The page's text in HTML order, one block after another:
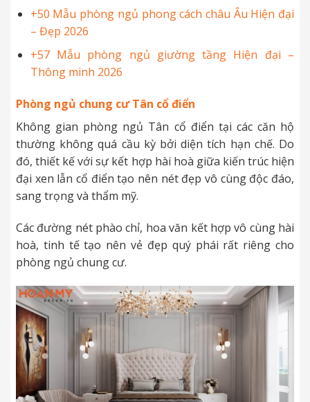
+50 Mẫu phòng ngủ phong cách châu Âu Hiện đại
– Đẹp 2026
+57 Mẫu phòng ngủ giường tầng Hiện đại –
Thông minh 2026
Phòng ngủ chung cư Tân cổ điển
Không gian phòng ngủ Tân cổ điển tại các căn hộ
thường không quá cầu kỳ bởi diện tích hạn chế. Do
đó, thiết kế với sự kết hợp hài hoà giữa kiến trúc hiện
đại xen lẫn cổ điển tạo nên nét đẹp vô cùng độc đáo,
sang trọng và thẩm mỹ.
Các đường nét phào chỉ, hoa văn kết hợp vô cùng hài
hoà, tinh tế tạo nên vẻ đẹp quý phái rất riêng cho
phòng ngủ chung cư.